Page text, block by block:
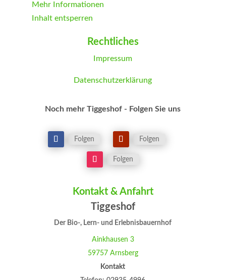
Mehr Informationen
Inhalt entsperren
Inhalte entsperrenRechtliches
Impressum
Datenschutzerklärung
Noch mehr Tiggeshof - Folgen Sie uns
Folgen Folgen
Folgen
Kontakt & Anfahrt
Tiggeshof
Der Bio-, Lern- und Erlebnisbauernhof
Ainkhausen 3
59757 Arnsberg
Kontakt